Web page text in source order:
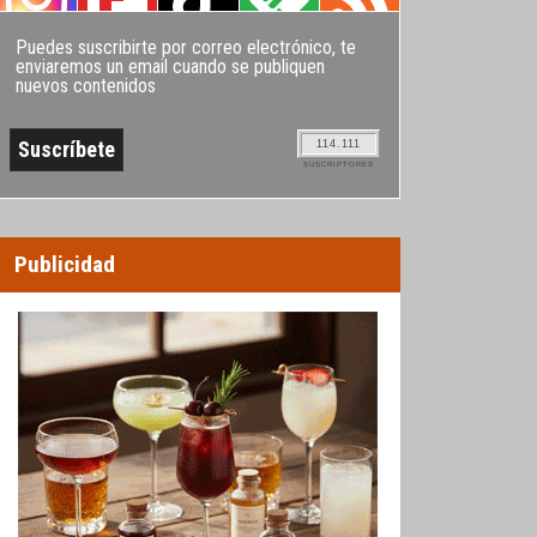
Puedes suscribirte por correo electrónico, te
enviaremos un email cuando se publiquen
nuevos contenidos
114.111
SUSCRIPTORES
Publicidad